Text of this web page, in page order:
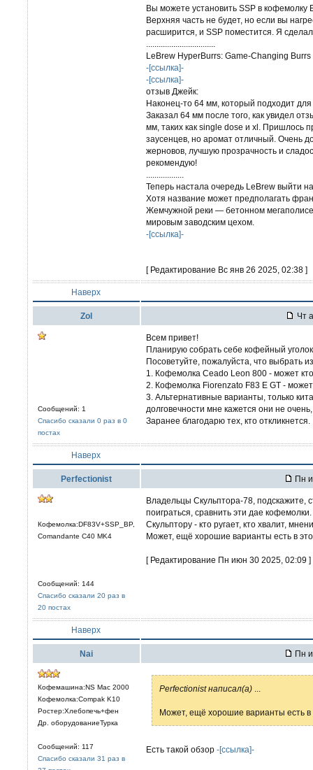
Вы можете установить SSP в
Верхняя часть не будет, но если вы
расширится, и SSP поместится. Я
LeBrew HyperBurrs: Game-Changing
-[ссылка]-
-[ссылка]-
отзыв Джейк:
Наконец-то 64 мм, который подходит для
Заказал 64 мм после того, как увидел
мм, таких как single dose и xl. Пришлось
заусенцев, но аромат отличный. Очень
жерновов, лучшую прозрачность и
рекомендую!
Теперь настала очередь LeBrew выйти
Хотя название может предполагать
Жемчужной реки — бетонном
мировым заводским цехом.
-[ссылка]-
[ Редактирование Вс янв 26 2025, 02:38 ]
Наверх
Zol Чт
Сообщений: 1
Спасибо сказали 0 раз в 0
постах
Всем привет!
Планирую собрать себе кофейный
Посоветуйте, пожалуйста, что выбрать
1. Кофемолка Ceado Leon 800 - может
2. Кофемолка Fiorenzato F83 E GT -
3. Альтернативные варианты, только
долговечности мне кажется они не
Заранее благодарю тех, кто откликнется.
Наверх
Perfectionist Пн
Кофемолка:DF83V+SSP_BP,
Comandante C40 MK4
Сообщений: 144
Спасибо сказали 20 раз в
20 постах
Владельцы Скульптора-78, подскажите,
поиграться, сравнить эти дае
Скульптору - кто ругает, кто хвалит,
Может, ещё хорошие варианты есть в
[ Редактирование Пн июн 30 2025, 02:09 ]
Наверх
Nai Пн
Кофемашина:NS Mac 2000
Кофемолка:Compak K10
Ростер:Хлебопечь+фен
Др. оборудованиеТурка
Сообщений: 117
Спасибо сказали 31 раз в
Perfectionist написал(а)
Может, ещё хорошие варианты есть в
Есть такой обзор -[ссылка]-